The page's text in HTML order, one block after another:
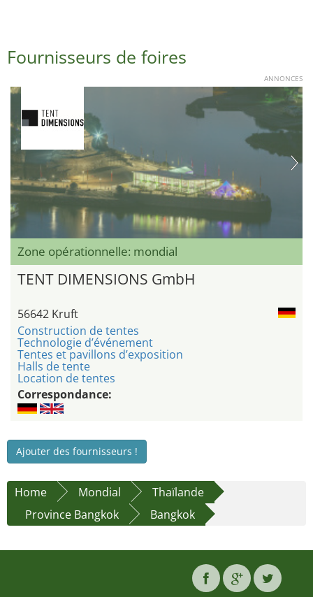
Fournisseurs de foires
ANNONCES
Zone opérationnelle: mondial
TENT DIMENSIONS GmbH
56642 Kruft
Construction de tentes
Technologie d’événement
Tentes et pavillons d’exposition
Halls de tente
Location de tentes
Correspondance:
Ajouter des fournisseurs !
Home Mondial
Thaïlande
Province Bangkok
Bangkok